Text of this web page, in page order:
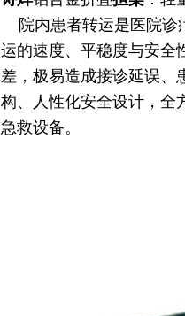
院内患者转运是医院诊
运的速度、平稳度与安全
差，极易造成接诊延误、
构、人性化安全设计，全
急救设备。